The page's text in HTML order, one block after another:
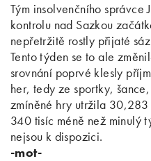
Tým insolvenčního
kontrolu nad Sazkou
nepřetržitě rostly přijaté
Tento týden se to ale
srovnání poprvé klesly
her, tedy ze sportky,
zmíněné hry utržila
340 tisíc méně než minulý
nejsou k dispozici.
-mot-